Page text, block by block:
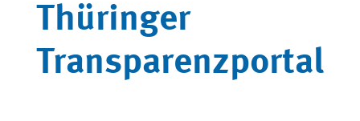
Thüringer
Transparenzportal